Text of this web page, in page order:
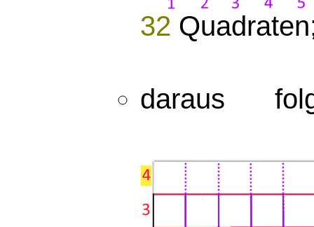
32
daraus